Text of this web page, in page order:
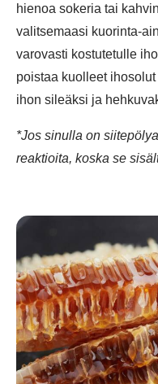
hienoa sokeria tai
valitsemaasi kuorinta-
varovasti kostutetulle
poistaa kuolleet
ihon sileäksi ja
*Jos sinulla on
reaktioita, koska se